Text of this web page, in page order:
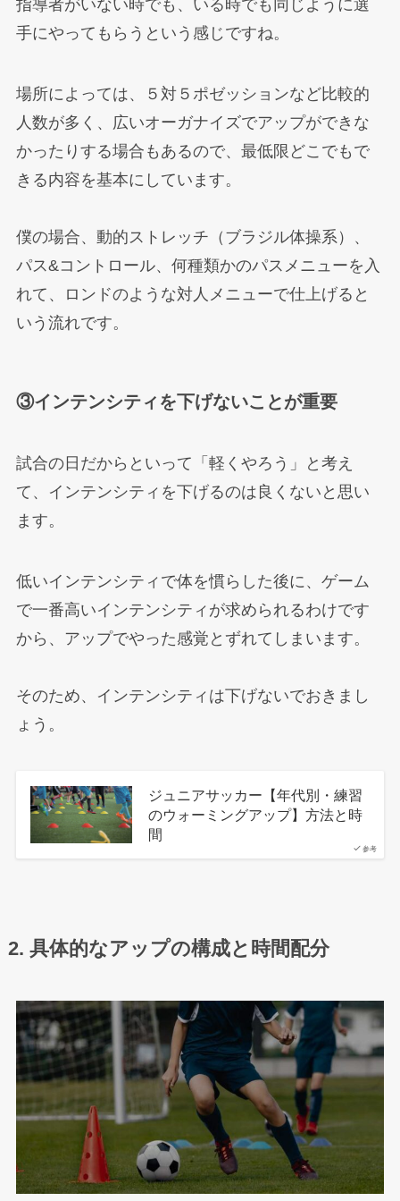
指導者がいない時でも、いる時でも同じように選
手にやってもらうという感じですね。
場所によっては、５対５ポゼッションなど比較的
人数が多く、広いオーガナイズでアップができな
かったりする場合もあるので、最低限どこでもで
きる内容を基本にしています。
僕の場合、動的ストレッチ（ブラジル体操系）、
パス&コントロール、何種類かのパスメニューを入
れて、ロンドのような対人メニューで仕上げると
いう流れです。
③インテンシティを下げないことが重要
試合の日だからといって「軽くやろう」と考え
て、インテンシティを下げるのは良くないと思い
ます。
低いインテンシティで体を慣らした後に、ゲーム
で一番高いインテンシティが求められるわけです
から、アップでやった感覚とずれてしまいます。
そのため、インテンシティは下げないでおきまし
ょう。
参考
ジュニアサッカー【年代別・練習
のウォーミングアップ】方法と時
間
2. 具体的なアップの構成と時間配分